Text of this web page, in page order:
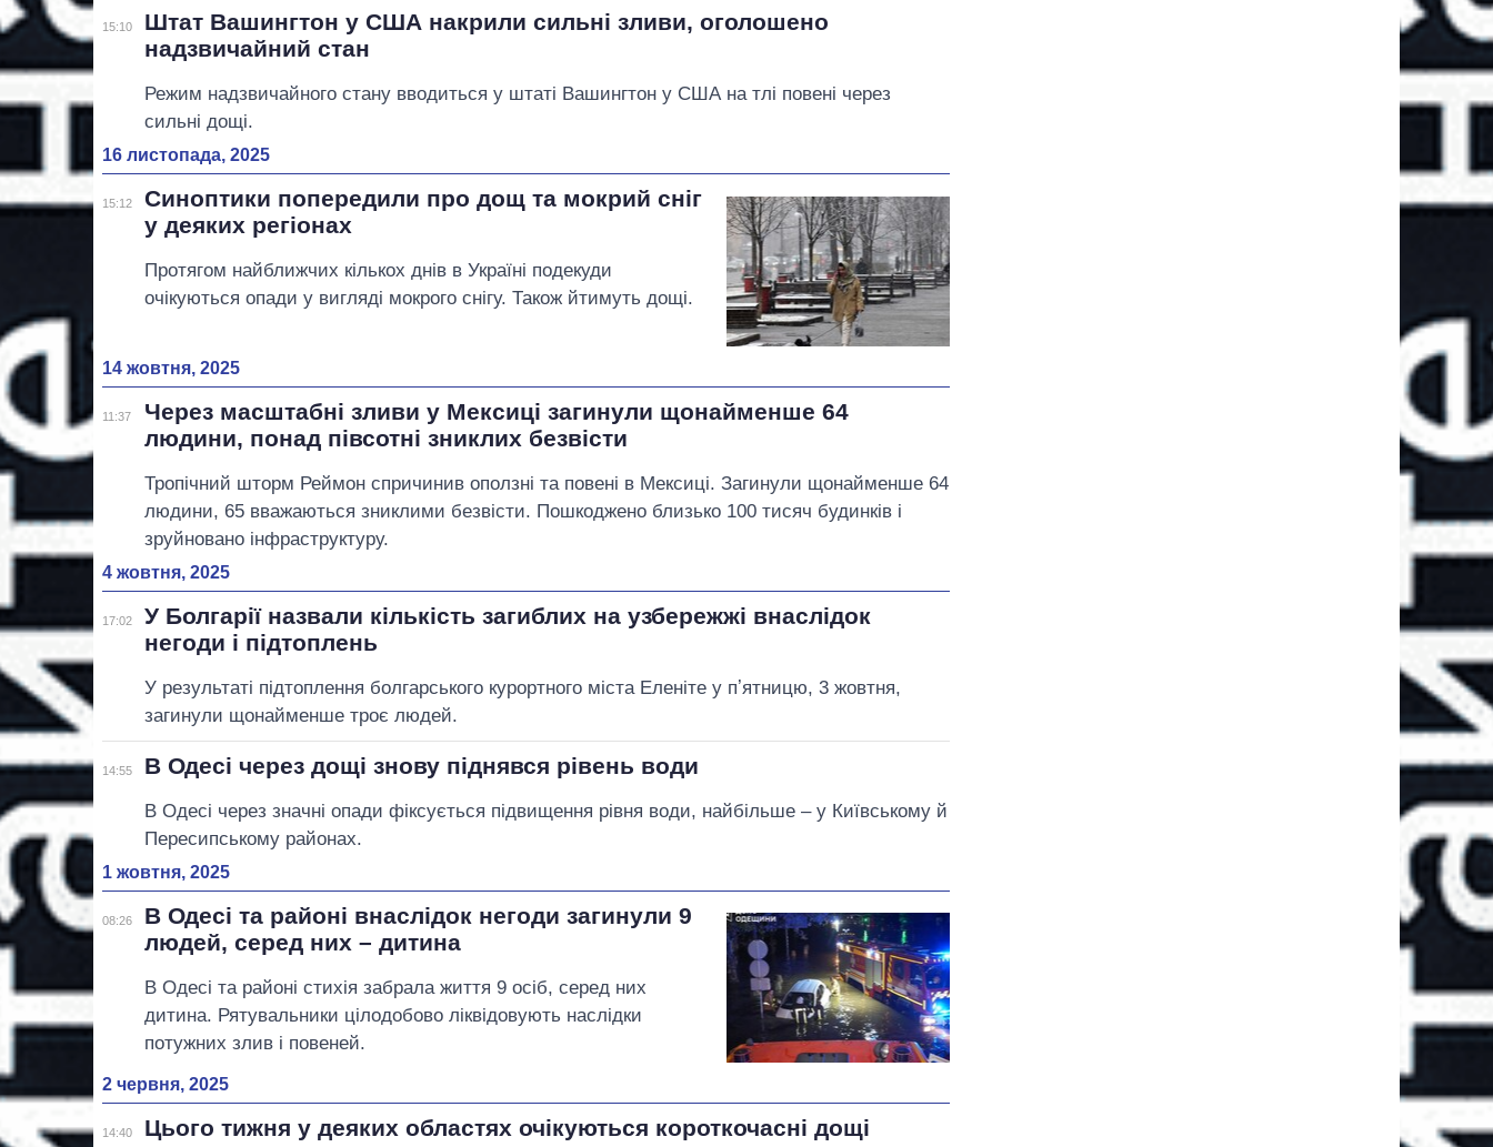
15:10
Штат Вашингтон у США накрили сильні зливи, оголошено
надзвичайний стан
Режим надзвичайного стану вводиться у штаті Вашингтон у США на тлі повені через
сильні дощі.
16 листопада, 2025
15:12
Синоптики попередили про дощ та мокрий сніг
у деяких регіонах
Протягом найближчих кількох днів в Україні подекуди
очікуються опади у вигляді мокрого снігу. Також йтимуть дощі.
14 жовтня, 2025
11:37
Через масштабні зливи у Мексиці загинули щонайменше 64
людини, понад півсотні зниклих безвісти
Тропічний шторм Реймон спричинив оползні та повені в Мексиці. Загинули щонайменше 64
людини, 65 вважаються зниклими безвісти. Пошкоджено близько 100 тисяч будинків і
зруйновано інфраструктуру.
4 жовтня, 2025
17:02
У Болгарії назвали кількість загиблих на узбережжі внаслідок
негоди і підтоплень
У результаті підтоплення болгарського курортного міста Еленіте у пʼятницю, 3 жовтня,
загинули щонайменше троє людей.
14:55 В Одесі через дощі знову піднявся рівень води
В Одесі через значні опади фіксується підвищення рівня води, найбільше – у Київському й
Пересипському районах.
1 жовтня, 2025
08:26
В Одесі та районі внаслідок негоди загинули 9
людей, серед них – дитина
В Одесі та районі стихія забрала життя 9 осіб, серед них
дитина. Рятувальники цілодобово ліквідовують наслідки
потужних злив і повеней.
2 червня, 2025
14:40 Цього тижня у деяких областях очікуються короткочасні дощі